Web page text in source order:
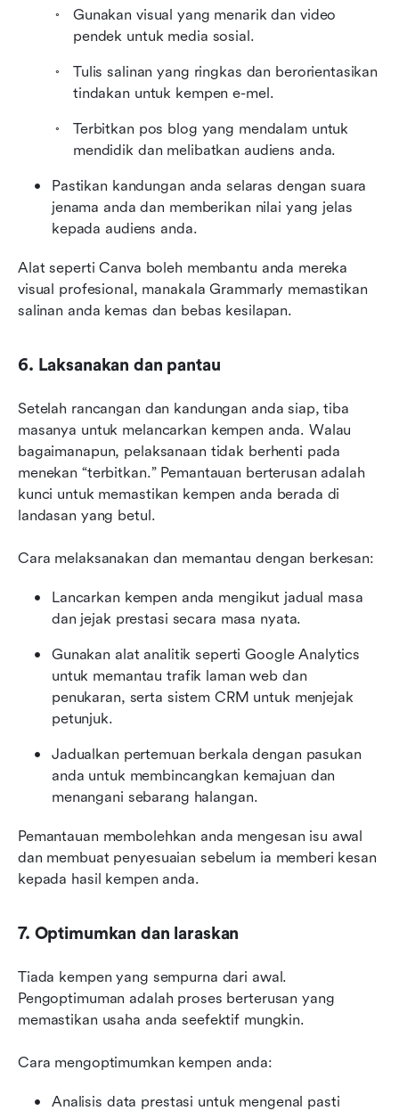
Gunakan visual yang menarik dan video
pendek untuk media sosial.
Tulis salinan yang ringkas dan berorientasikan
tindakan untuk kempen e-mel.
Terbitkan pos blog yang mendalam untuk
mendidik dan melibatkan audiens anda.
Pastikan kandungan anda selaras dengan suara
jenama anda dan memberikan nilai yang jelas
kepada audiens anda.
Alat seperti Canva boleh membantu anda mereka
visual profesional, manakala Grammarly memastikan
salinan anda kemas dan bebas kesilapan.
6. Laksanakan dan pantau
Setelah rancangan dan kandungan anda siap, tiba
masanya untuk melancarkan kempen anda. Walau
bagaimanapun, pelaksanaan tidak berhenti pada
menekan “terbitkan.” Pemantauan berterusan adalah
kunci untuk memastikan kempen anda berada di
landasan yang betul.
Cara melaksanakan dan memantau dengan berkesan:
Lancarkan kempen anda mengikut jadual masa
dan jejak prestasi secara masa nyata.
Gunakan alat analitik seperti Google Analytics
untuk memantau trafik laman web dan
penukaran, serta sistem CRM untuk menjejak
petunjuk.
Jadualkan pertemuan berkala dengan pasukan
anda untuk membincangkan kemajuan dan
menangani sebarang halangan.
Pemantauan membolehkan anda mengesan isu awal
dan membuat penyesuaian sebelum ia memberi kesan
kepada hasil kempen anda.
7. Optimumkan dan laraskan
Tiada kempen yang sempurna dari awal.
Pengoptimuman adalah proses berterusan yang
memastikan usaha anda seefektif mungkin.
Cara mengoptimumkan kempen anda:
Analisis data prestasi untuk mengenal pasti